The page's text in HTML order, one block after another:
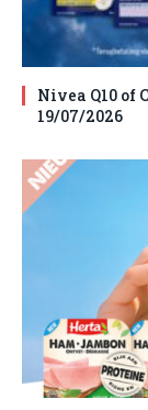
Nivea Q10 of
19/07/2026